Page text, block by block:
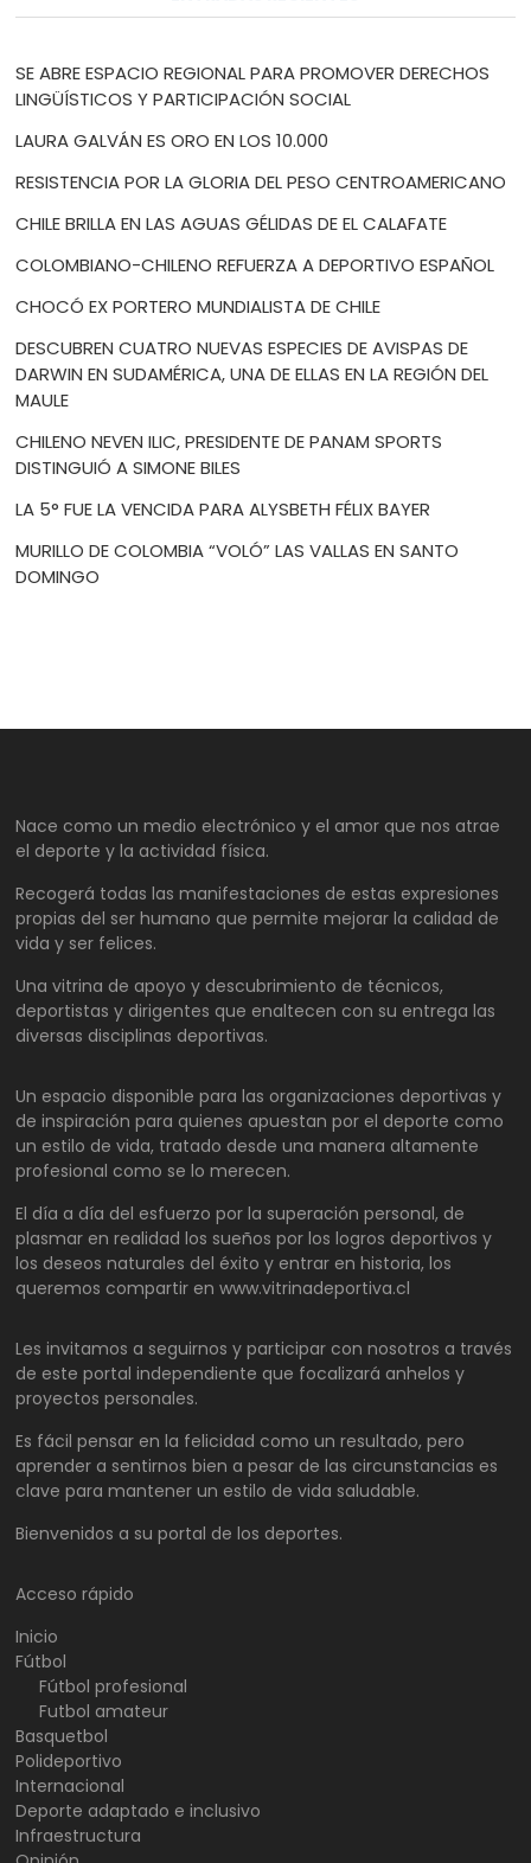
SE ABRE ESPACIO REGIONAL PARA PROMOVER DERECHOS
LINGÜÍSTICOS Y PARTICIPACIÓN SOCIAL
LAURA GALVÁN ES ORO EN LOS 10.000
RESISTENCIA POR LA GLORIA DEL PESO CENTROAMERICANO
CHILE BRILLA EN LAS AGUAS GÉLIDAS DE EL CALAFATE
COLOMBIANO-CHILENO REFUERZA A DEPORTIVO ESPAÑOL
CHOCÓ EX PORTERO MUNDIALISTA DE CHILE
DESCUBREN CUATRO NUEVAS ESPECIES DE AVISPAS DE
DARWIN EN SUDAMÉRICA, UNA DE ELLAS EN LA REGIÓN DEL
MAULE
CHILENO NEVEN ILIC, PRESIDENTE DE PANAM SPORTS
DISTINGUIÓ A SIMONE BILES
LA 5° FUE LA VENCIDA PARA ALYSBETH FÉLIX BAYER
MURILLO DE COLOMBIA “VOLÓ” LAS VALLAS EN SANTO
DOMINGO
Nace como un medio electrónico y el amor que nos atrae
el deporte y la actividad física.
Recogerá todas las manifestaciones de estas expresiones
propias del ser humano que permite mejorar la calidad de
vida y ser felices.
Una vitrina de apoyo y descubrimiento de técnicos,
deportistas y dirigentes que enaltecen con su entrega las
diversas disciplinas deportivas.
Un espacio disponible para las organizaciones deportivas y
de inspiración para quienes apuestan por el deporte como
un estilo de vida, tratado desde una manera altamente
profesional como se lo merecen.
El día a día del esfuerzo por la superación personal, de
plasmar en realidad los sueños por los logros deportivos y
los deseos naturales del éxito y entrar en historia, los
queremos compartir en www.vitrinadeportiva.cl
Les invitamos a seguirnos y participar con nosotros a través
de este portal independiente que focalizará anhelos y
proyectos personales.
Es fácil pensar en la felicidad como un resultado, pero
aprender a sentirnos bien a pesar de las circunstancias es
clave para mantener un estilo de vida saludable.
Bienvenidos a su portal de los deportes.
Acceso rápido
Inicio
Fútbol
Fútbol profesional
Futbol amateur
Basquetbol
Polideportivo
Internacional
Deporte adaptado e inclusivo
Infraestructura